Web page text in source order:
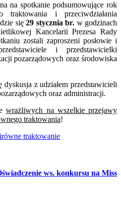
na spotkanie podsumowujące rok
i przeciwdziałania
się 29 stycznia br. w godzinach
Kancelarii Prezesa Rady
zostali zaproszeni posłowie i
i przedstawicielki
pozarządowych oraz środowiska
dyskusja z udziałem przedstawicieli
oraz administracji.
wrażliwych na wszelkie przejawy
traktowania!
równe traktowanie
ws. konkursu na Miss